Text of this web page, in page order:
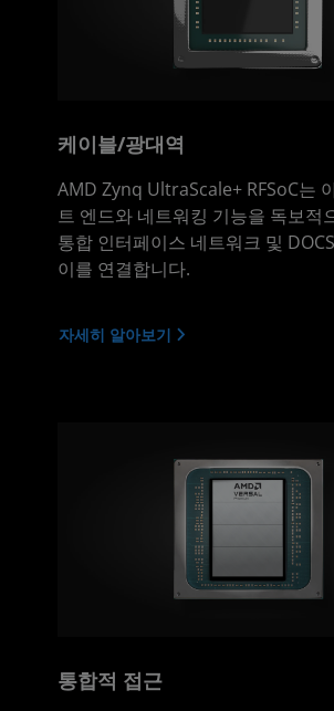
케이블/광대역
AMD Zynq UltraScale+ RFSoC는
트 엔드와 네트워킹 기능을 독보적
통합 인터페이스 네트워크 및
이를 연결합니다.
자세히 알아보기
통합적 접근